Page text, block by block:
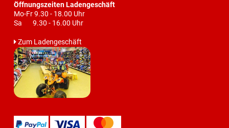
Öffnungszeiten Ladengeschäft
Mo-Fr 9.30 - 18.00 Uhr
Sa 9.30 - 16.00 Uhr
Zum Ladengeschäft